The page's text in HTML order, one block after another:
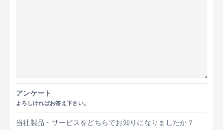
アンケート
よろしければお答え下さい。
当社製品・サービスをどちらでお知りになりましたか？